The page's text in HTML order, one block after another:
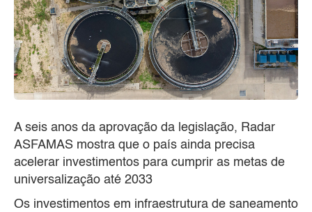
A seis anos da aprovação da legislação, Radar
ASFAMAS mostra que o país ainda precisa
acelerar investimentos para cumprir as metas de
universalização até 2033
Os investimentos em infraestrutura de saneamento